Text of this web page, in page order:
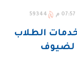
07:57 م 59344
الطلاب
لضيوف